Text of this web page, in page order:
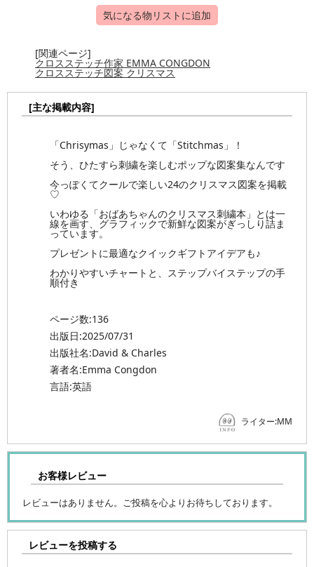
気になる物リストに追加
[関連ページ]
クロスステッチ作家 EMMA CONGDON
クロスステッチ図案 クリスマス
[主な掲載内容]
「Chrisymas」じゃなくて「Stitchmas」！
そう、ひたすら刺繍を楽しむポップな図案集なんです
今っぽくてクールで楽しい24のクリスマス図案を掲載
♡
いわゆる「おばあちゃんのクリスマス刺繍本」とは一
線を画す、グラフィックで新鮮な図案がぎっしり詰ま
っています。
プレゼントに最適なクイックギフトアイデアも♪
わかりやすいチャートと、ステップバイステップの手
順付き
ページ数:136
出版日:2025/07/31
出版社名:David & Charles
著者名:Emma Congdon
言語:英語
ライター:MM
お客様レビュー
レビューはありません。ご投稿を心よりお待ちしております。
レビューを投稿する